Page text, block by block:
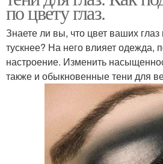
по цвету глаз.
Знаете ли вы, что цвет ваших
тускнее? На него влияет одежда,
настроение. Изменить
также и обыкновенные тени для